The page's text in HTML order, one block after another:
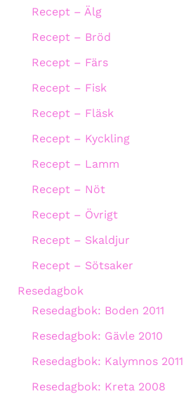
Recept – Älg
Recept – Bröd
Recept – Färs
Recept – Fisk
Recept – Fläsk
Recept – Kyckling
Recept – Lamm
Recept – Nöt
Recept – Övrigt
Recept – Skaldjur
Recept – Sötsaker
Resedagbok
Resedagbok: Boden 2011
Resedagbok: Gävle 2010
Resedagbok: Kalymnos 2011
Resedagbok: Kreta 2008